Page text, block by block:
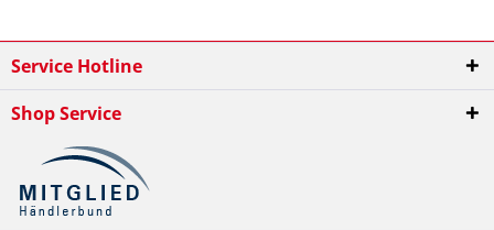
Service Hotline
Shop Service